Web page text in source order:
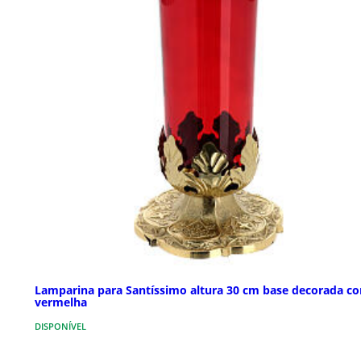
Lamparina para Santíssimo altura 30 cm base decorada
vermelha
DISPONÍVEL